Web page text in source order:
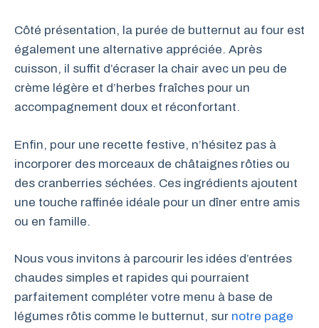
Côté présentation, la purée de butternut au four est
également une alternative appréciée. Après
cuisson, il suffit d’écraser la chair avec un peu de
crème légère et d’herbes fraîches pour un
accompagnement doux et réconfortant.
Enfin, pour une recette festive, n’hésitez pas à
incorporer des morceaux de châtaignes rôties ou
des cranberries séchées. Ces ingrédients ajoutent
une touche raffinée idéale pour un dîner entre amis
ou en famille.
Nous vous invitons à parcourir les idées d’entrées
chaudes simples et rapides qui pourraient
parfaitement compléter votre menu à base de
légumes rôtis comme le butternut, sur notre page